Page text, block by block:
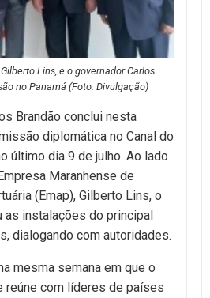
Lins, e o governador Carlos
no Panamá (Foto: Divulgação)
Brandão conclui nesta
diplomática no Canal do
último dia 9 de julho. Ao lado
Maranhense de
(Emap), Gilberto Lins, o
as instalações do principal
dialogando com autoridades.
mesma semana em que o
reúne com líderes de países